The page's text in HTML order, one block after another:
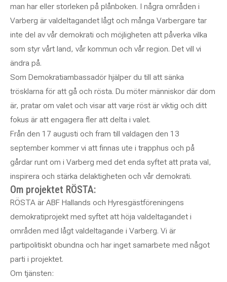
man har eller storleken på plånboken. I några områden i
Varberg är valdeltagandet lågt och många Varbergare tar
inte del av vår demokrati och möjligheten att påverka vilka
som styr vårt land, vår kommun och vår region. Det vill vi
ändra på.
Som Demokratiambassadör hjälper du till att sänka
trösklarna för att gå och rösta. Du möter människor där dom
är, pratar om valet och visar att varje röst är viktig och ditt
fokus är att engagera fler att delta i valet.
Från den 17 augusti och fram till valdagen den 13
september kommer vi att finnas ute i trapphus och på
gårdar runt om i Varberg med det enda syftet att prata val,
inspirera och stärka delaktigheten och vår demokrati.
Om projektet RÖSTA:
RÖSTA är ABF Hallands och Hyresgästföreningens
demokratiprojekt med syftet att höja valdeltagandet i
områden med lågt valdeltagande i Varberg. Vi är
partipolitiskt obundna och har inget samarbete med något
parti i projektet.
Om tjänsten: